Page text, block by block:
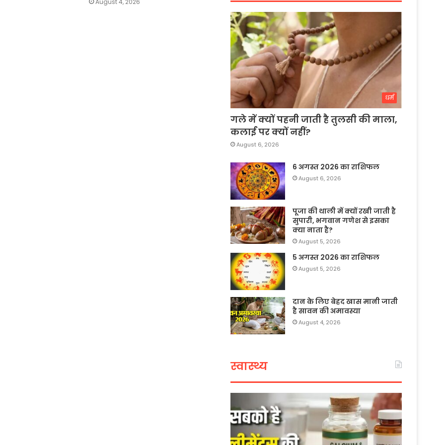
August 4, 2026
धर्म
गले में क्यों पहनी जाती है तुलसी की माला,
कलाई पर क्यों नहीं?
August 6, 2026
6 अगस्त 2026 का राशिफल
August 6, 2026
पूजा की थाली में क्यों रखी जाती है
सुपारी, भगवान गणेश से इसका
क्या नाता है?
August 5, 2026
5 अगस्त 2026 का राशिफल
August 5, 2026
दान के लिए बेहद खास मानी जाती
है सावन की अमावस्या
August 4, 2026
स्वास्थ्य